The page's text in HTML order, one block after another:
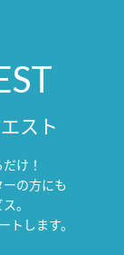
スト
け！
の方にも
。
トします。